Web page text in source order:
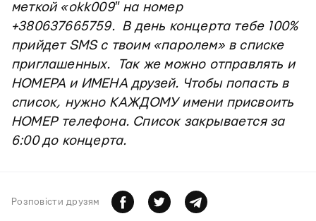
меткой «okk009″ на номер
+380637665759. В день концерта тебе 100%
прийдет SMS с твоим «паролем» в списке
приглашенных. Так же можно отправлять и
НОМЕРА и ИМЕНА друзей. Чтобы попасть в
список, нужно КАЖДОМУ имени присвоить
НОМЕР телефона. Список закрывается за
6:00 до концерта.
Розповiсти друзям